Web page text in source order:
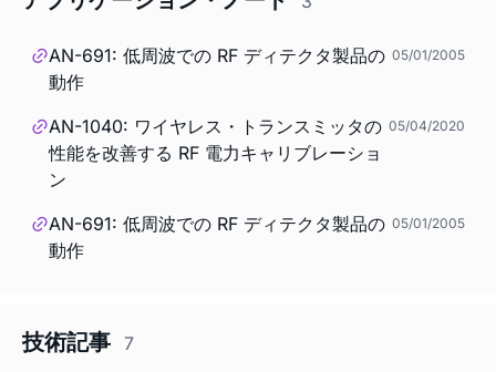
AN-691: 低周波での RF ディテクタ製品の
動作
05/01/2005
AN-1040: ワイヤレス・トランスミッタの
性能を改善する RF 電力キャリブレーショ
ン
05/04/2020
AN-691: 低周波での RF ディテクタ製品の
動作
05/01/2005
技術記事 7